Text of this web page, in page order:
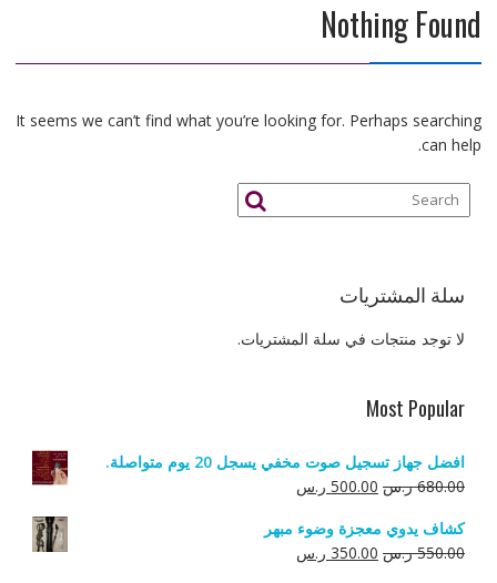
Nothing Found
It seems we can’t find what you’re looking for. Perhaps searching
can help.
سلة المشتريات
لا توجد منتجات في سلة المشتريات.
Most Popular
افضل جهاز تسجيل صوت مخفي يسجل 20 يوم متواصلة.
680.00 ر.س السعر
هو:
680.00 ر.س.
500.00 ر.سالسعر
هو:
500.00 ر.س.
كشاف يدوي معجزة وضوء مبهر
550.00 ر.س السعر
350.00 ر.سالسعر